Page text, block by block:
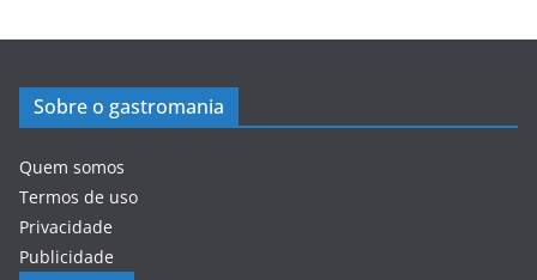
Sobre o gastromania
Quem somos
Termos de uso
Privacidade
Publicidade